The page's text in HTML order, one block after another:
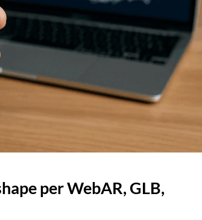
per WebAR, GLB,